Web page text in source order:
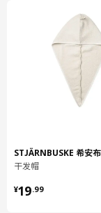
可机洗，水温不超
深色，分开另洗。
滚筒常温烘干，温
可熨烫，温度不超过
80%棉, 20%粘胶纤
设计师理念
每一天都是美好的
STJÄRNBUSKE 希安
干发帽
¥19.99
¥ 19.99